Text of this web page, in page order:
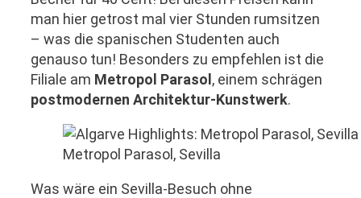
man hier getrost mal vier Stunden rumsitzen
– was die spanischen Studenten auch
genauso tun! Besonders zu empfehlen ist die
Filiale am Metropol Parasol, einem schrägen
postmodernen Architektur-Kunstwerk.
Metropol Parasol, Sevilla
Was wäre ein Sevilla-Besuch ohne